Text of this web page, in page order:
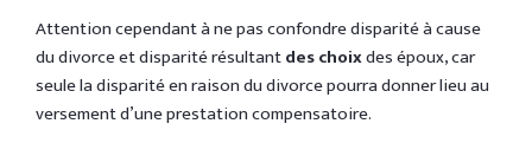
Attention cependant à ne pas confondre disparité à cause
du divorce et disparité résultantdes choixdes époux, car
seule la disparité en raison du divorce pourra donner lieu au
versement d’une prestation compensatoire.